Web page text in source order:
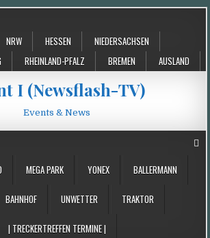
NRW HESSEN
NIEDERSACHSEN
RHEINLAND-PFALZ BREMEN AUSLAND
I (Newsflash-TV)
Events & News
MEGA PARK YONEX BALLERMANN
BAHNHOF UNWETTER TRAKTOR
| TRECKERTREFFEN TERMINE |